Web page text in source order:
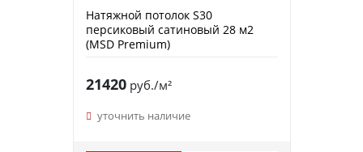
Натяжной потолок S30
персиковый сатиновый 28 м2
(MSD Premium)
21420руб./м²
уточнить наличие